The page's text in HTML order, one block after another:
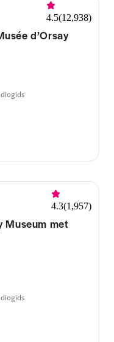
4.5(12,938)
d’Orsay
4.3(1,957)
Museum met